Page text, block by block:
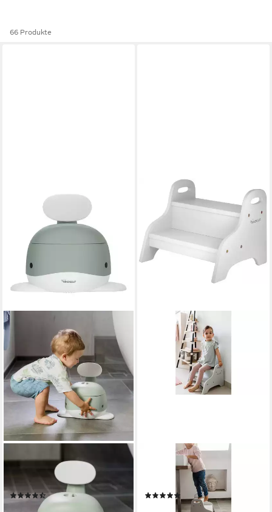
66 Produkte
Töpfchen Wal, (1-tlg), 2-in-1
Funktion, pistazie
(18)
37,99 €
KINDSGUT
Tritthocker für Kinder,
Hellgrau, Umweltfreundlich
59,99 €